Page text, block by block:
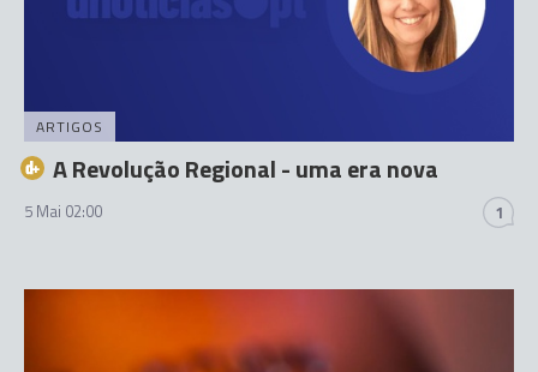
ARTIGOS
A Revolução Regional - uma era nova
5 Mai 02:00 1